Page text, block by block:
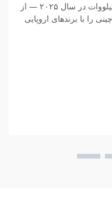
قیمت‌های واقعی VFD بر اساس توان کیلووات در سال ۲۰۲۵ — از
برندهای چینی را با برندهای اروپایی